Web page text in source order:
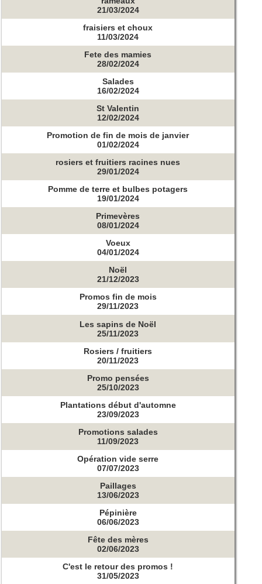
21/03/2024
fraisiers et choux
11/03/2024
Fete des mamies
28/02/2024
Salades
16/02/2024
St Valentin
12/02/2024
Promotion de fin de mois de janvier
01/02/2024
rosiers et fruitiers racines nues
29/01/2024
Pomme de terre et bulbes potagers
19/01/2024
Primevères
08/01/2024
Voeux
04/01/2024
Noël
21/12/2023
Promos fin de mois
29/11/2023
Les sapins de Noël
25/11/2023
Rosiers / fruitiers
20/11/2023
Promo pensées
25/10/2023
Plantations début d'automne
23/09/2023
Promotions salades
11/09/2023
Opération vide serre
07/07/2023
Paillages
13/06/2023
Pépinière
06/06/2023
Fête des mères
02/06/2023
C'est le retour des promos !
31/05/2023